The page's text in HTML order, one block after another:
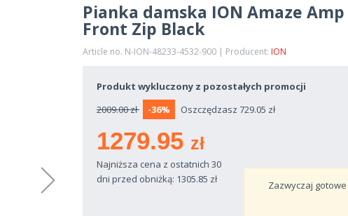
Pianka damska ION Amaze
Front Zip Black
Article no. N-ION-48233-4532-900 | Producent: ION
Produkt wykluczony z pozostałych promocji
2009.00 zł
-36% Oszczędzasz 729.05 zł
1279.95 zł
Najniższa cena z ostatnich 30
dni przed obniżką: 1305.85 zł Zazwyczaj gotowe